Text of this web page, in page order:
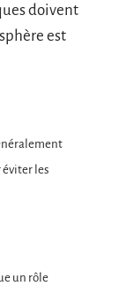
doivent
est
les
un rôle